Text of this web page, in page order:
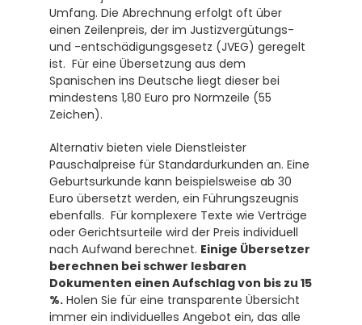
Umfang. Die Abrechnung erfolgt oft über
einen Zeilenpreis, der im Justizvergütungs-
und -entschädigungsgesetz (JVEG) geregelt
ist.  Für eine Übersetzung aus dem
Spanischen ins Deutsche liegt dieser bei
mindestens 1,80 Euro pro Normzeile (55
Zeichen).
Alternativ bieten viele Dienstleister
Pauschalpreise für Standardurkunden an. Eine
Geburtsurkunde kann beispielsweise ab 30
Euro übersetzt werden, ein Führungszeugnis
ebenfalls.  Für komplexere Texte wie Verträge
oder Gerichtsurteile wird der Preis individuell
nach Aufwand berechnet. Einige Übersetzer
berechnen bei schwer lesbaren
Dokumenten einen Aufschlag von bis zu 15
%. Holen Sie für eine transparente Übersicht